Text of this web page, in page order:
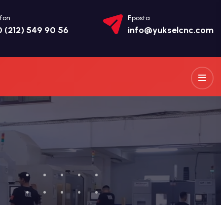
(212) 549 90 56
Eposta
info@yukselcnc.com